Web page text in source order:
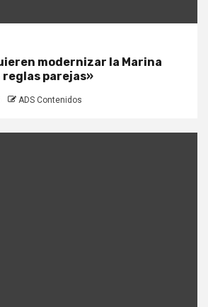
modernizar la Marina
parejas»
ADS Contenidos